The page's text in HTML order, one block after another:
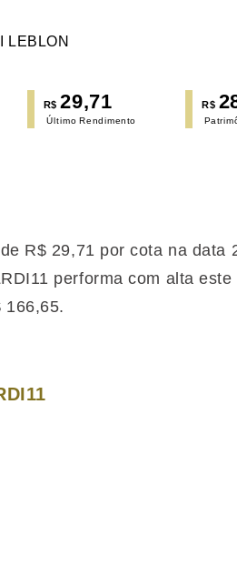
LEBLON
R$ 29,71
Último Rendimento
R$
R$ 29,71 por cota na
performacom alta este
166,65.